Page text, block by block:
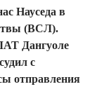
Науседа в
(ВСЛ).
Дангуоле
с
отправления